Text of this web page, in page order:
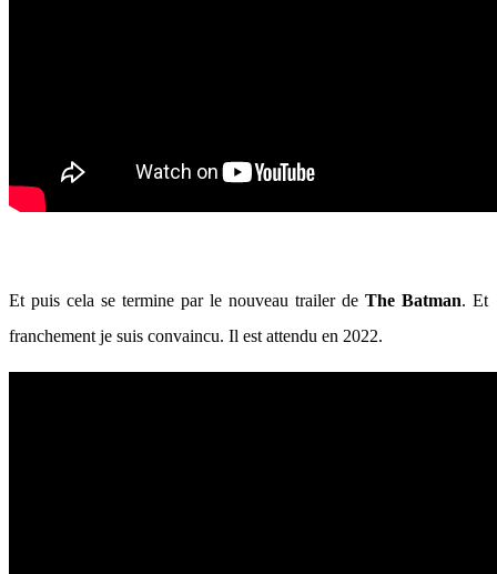
Et puis cela se termine par le nouveau trailer de The Batman. Et
franchement je suis convaincu. Il est attendu en 2022.